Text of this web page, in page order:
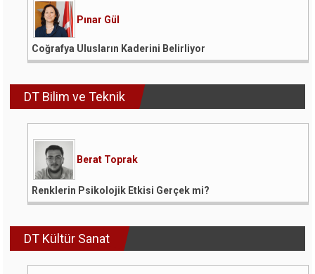
Pınar Gül
Coğrafya Ulusların Kaderini Belirliyor
DT Bilim ve Teknik
Berat Toprak
Renklerin Psikolojik Etkisi Gerçek mi?
DT Kültür Sanat